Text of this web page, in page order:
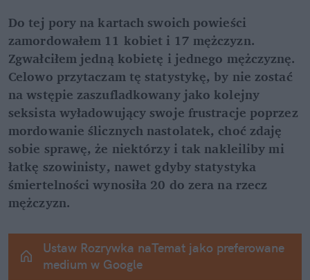
Do tej pory na kartach swoich powieści
zamordowałem 11 kobiet i 17 mężczyzn.
Zgwałciłem jedną kobietę i jednego mężczyznę.
Celowo przytaczam tę statystykę, by nie zostać
na wstępie zaszufladkowany jako kolejny
seksista wyładowujący swoje frustracje poprzez
mordowanie ślicznych nastolatek, choć zdaję
sobie sprawę, że niektórzy i tak nakleiliby mi
łatkę szowinisty, nawet gdyby statystyka
śmiertelności wynosiła 20 do zera na rzecz
mężczyzn.
Ustaw Rozrywka naTemat jako preferowane
medium w Google